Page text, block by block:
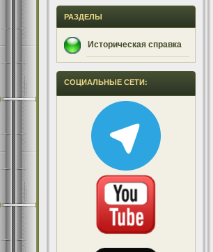
РАЗДЕЛЫ
Историческая справка
СОЦИАЛЬНЫЕ СЕТИ: